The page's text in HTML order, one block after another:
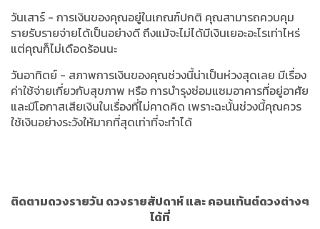
วันเสาร์ - การเงินของคุณอยู่ในเกณฑ์ปกติ คุณสามารถควบคุม
รายรับรายจ่ายได้เป็นอย่างดี ถึงแม้จะไม่ได้มีเงินเยอะอะไรเท่าไหร่
แต่คุณก็ไม่เดือดร้อนนะ
วันอาทิตย์ - สภาพการเงินของคุณช่วงนี้น่าเป็นห่วงสุดเลย มีเรื่อง
ค่าใช้จ่ายเกี่ยวกับสุขภาพ หรือ การบำรุงซ่อมแซมอาคารที่อยู่อาศัย
และมีโอกาสเสียเงินในเรื่องที่ไม่คาดคิด เพราะฉะนั้นช่วงนี้คุณควร
ใช้เงินอย่างระวังให้มากที่สุดเท่าที่จะทำได้
ติดตามดวงรายวัน ดวงรายสัปดาห์ และ คอนเท้นต์ดวงต่างๆ
ได้ที่